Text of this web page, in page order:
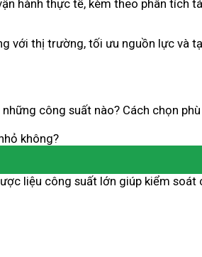
hành thực tế, kèm theo phân tích
với thị trường, tối ưu nguồn lực và
những công suất nào? Cách chọn
không?
liệu công suất lớn giúp kiểm soát